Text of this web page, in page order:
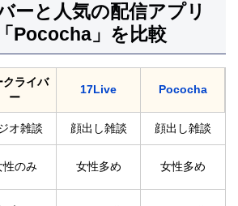
ーと人気の配信アプリ
Pococha」を比較
クライバ
ー
17Live Pococha
オ雑談 顔出し雑談 顔出し雑談
性のみ 女性多め 女性多め